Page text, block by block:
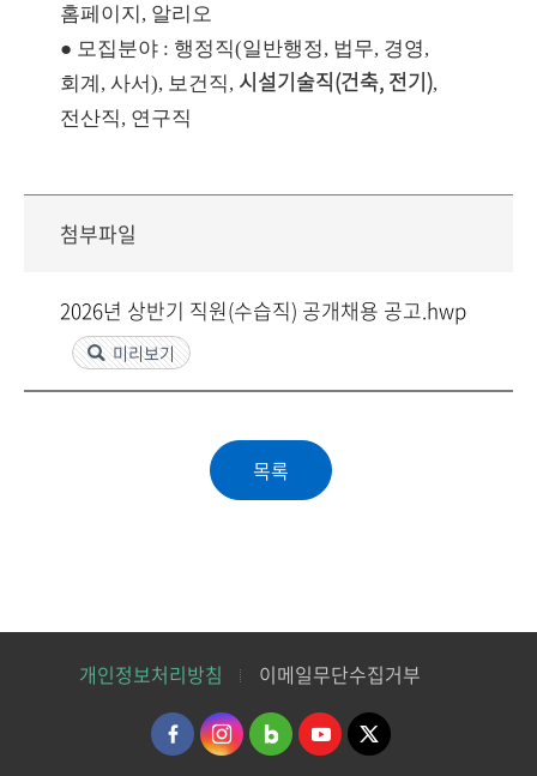
홈페이지, 알리오
● 모집분야 : 행정직(일반행정, 법무, 경영,
회계, 사서), 보건직, 시설기술직(건축, 전기),
전산직, 연구직
첨부파일
2026년 상반기 직원(수습직) 공개채용 공고.hwp
미리보기
개인정보처리방침 이메일무단수집거부